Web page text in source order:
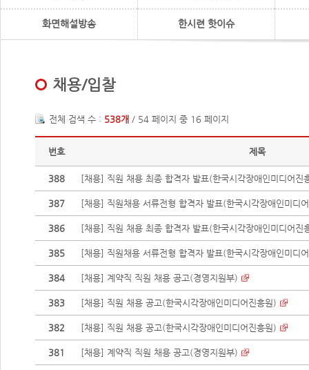
화면해설방송 한시련 핫이슈
채용/입찰
전체 검색 수 : 538개 / 54 페이지 중 16 페이지
번호 제목
388 [채용] 직원 채용 최종 합격자 발표(한국시각장애인미디어진
387 [채용] 직원채용 서류전형 합격자 발표(한국시각장애인미디
386 [채용] 직원 채용 최종 합격자 발표(한국시각장애인미디어진
385 [채용] 직원채용 서류전형 합격자 발표(한국시각장애인미디
384 [채용] 계약직 직원 채용 공고(경영지원부)
383 [채용] 직원 채용 공고(한국시각장애인미디어진흥원)
382 [채용] 직원 채용 공고(한국시각장애인미디어진흥원)
381 [채용] 계약직 직원 채용 공고(경영지원부)